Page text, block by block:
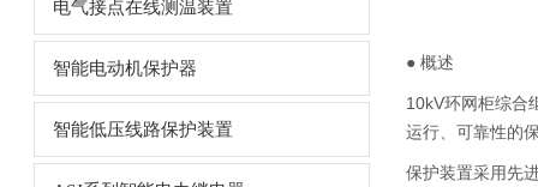
电气接点在线测温装置
智能电动机保护器
智能低压线路保护装置
● 概述
10kV环网柜综合
运行、可靠性的
保护装置采用先